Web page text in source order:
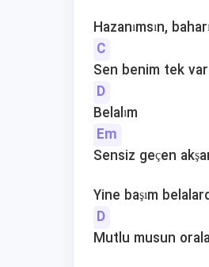
Hazanımsın,
C
Sen benim tek
D
Belalım
Em
Sensiz geçen
Yine başım
D
Mutlu musun